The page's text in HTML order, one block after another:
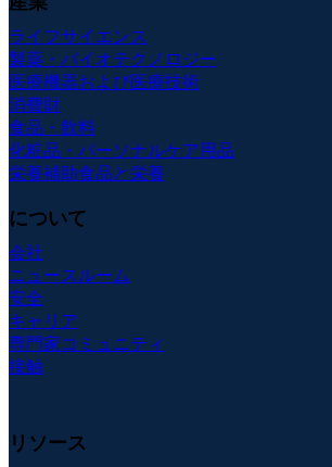
ライフサイエンス
製薬・バイオテクノロジー
医療機器および医療技術
消費財
食品・飲料
化粧品・パーソナルケア用品
栄養補助食品と栄養
について
会社
ニュースルーム
安全
キャリア
専門家コミュニティ
接触
リソース